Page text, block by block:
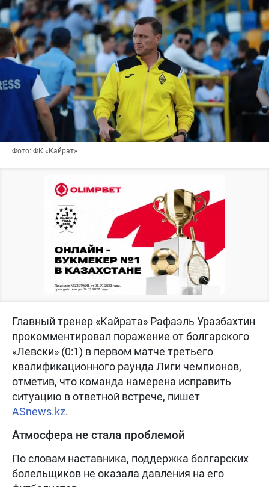
Фото: ФК «Кайрат»
Главный тренер «Кайрата» Рафаэль Уразбахтин
прокомментировал поражение от болгарского
«Левски» (0:1) в первом матче третьего
квалификационного раунда Лиги чемпионов,
отметив, что команда намерена исправить
ситуацию в ответной встрече, пишет
ASnews.kz.
Атмосфера не стала проблемой
По словам наставника, поддержка болгарских
болельщиков не оказала давления на его